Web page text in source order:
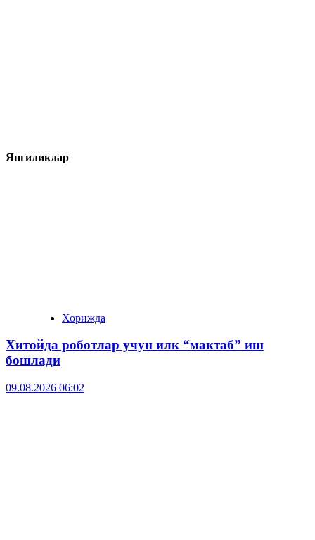
Янгиликлар
Хорижда
Хитойда роботлар учун илк “мактаб” иш
бошлади
09.08.2026 06:02